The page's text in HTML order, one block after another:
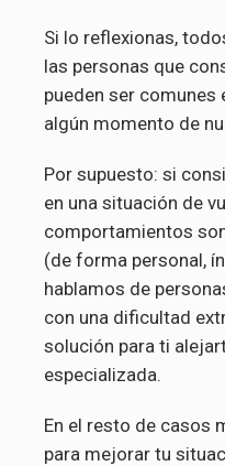
Si lo reflexionas,
las personas que
pueden ser comunes
algún momento de
Por supuesto: si
en una situación de
comportamientos
(de forma personal,
hablamos de
con una dificultad
solución para ti
especializada.
En el resto de casos
para mejorar tu